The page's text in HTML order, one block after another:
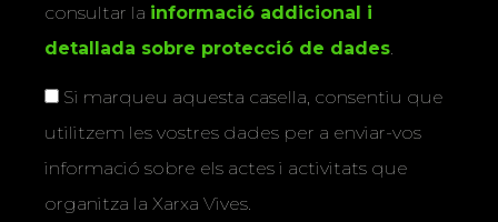
consultar la informació addicional i
detallada sobre protecció de dades
Si marqueu aquesta casella, consentiu que
utilitzem les vostres dades per a enviar-vos
informació sobre els actes i activitats que
organitza la Xarxa Vives.